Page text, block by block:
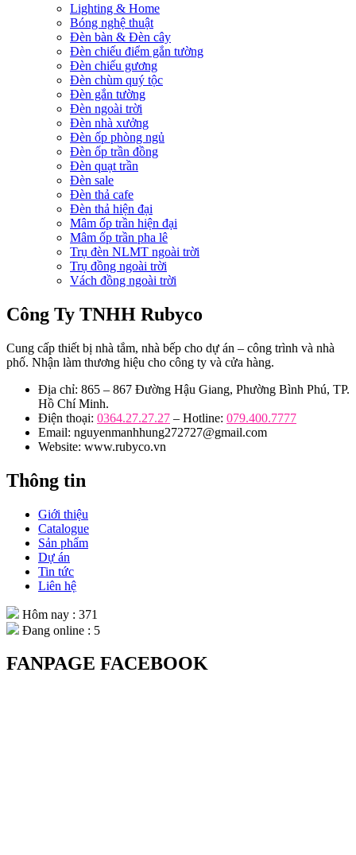
Lighting & Home
Bóng nghệ thuật
Đèn bàn & Đèn cây
Đèn chiếu điểm gắn tường
Đèn chiếu gương
Đèn chùm quý tộc
Đèn gắn tường
Đèn ngoài trời
Đèn nhà xưởng
Đèn ốp phòng ngủ
Đèn ốp trần đồng
Đèn quạt trần
Đèn sale
Đèn thả cafe
Đèn thả hiện đại
Mâm ốp trần hiện đại
Mâm ốp trần pha lê
Trụ đèn NLMT ngoài trời
Trụ đồng ngoài trời
Vách đồng ngoài trời
Công Ty TNHH Rubyco
Cung cấp thiết bị nhà tắm, nhà bếp cho dự án – công trình và nhà
phố. Nhận làm thương hiệu cho công ty và cửa hàng.
Địa chỉ: 865 – 867 Đường Hậu Giang, Phường Bình Phú, TP.
Hồ Chí Minh.
Điện thoại: 0364.27.27.27 – Hotline: 079.400.7777
Email: nguyenmanhhung272727@gmail.com
Website: www.rubyco.vn
Thông tin
Giới thiệu
Catalogue
Sản phẩm
Dự án
Tin tức
Liên hệ
Hôm nay : 371
Đang online : 5
FANPAGE FACEBOOK